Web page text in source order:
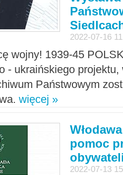
2022-07-16
wojny! 1939-45
- ukraińskiego
Państwowym
więcej »
pomoc
2022-07-13